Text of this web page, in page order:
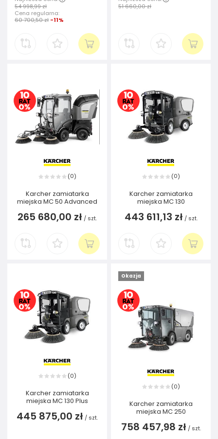
54 998,99 zł
Cena regularna:
60 700,50 zł -11%
51 660,00 zł
(0)
Karcher zamiatarka
miejska MC 50 Advanced
265 680,00 zł / szt.
(0)
Karcher zamiatarka
miejska MC 130
443 611,13 zł / szt.
(0)
Karcher zamiatarka
miejska MC 130 Plus
445 875,00 zł / szt.
Okazja
(0)
Karcher zamiatarka
miejska MC 250
758 457,98 zł / szt.